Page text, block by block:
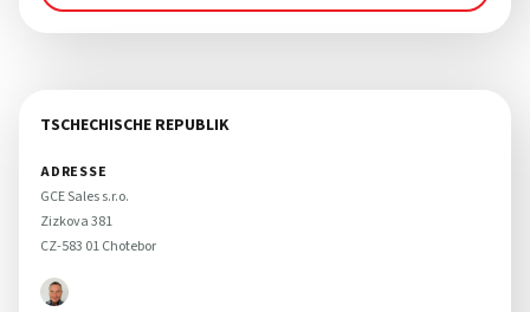
TSCHECHISCHE REPUBLIK
ADRESSE
GCE Sales s.r.o.
Zizkova 381
CZ-583 01 Chotebor